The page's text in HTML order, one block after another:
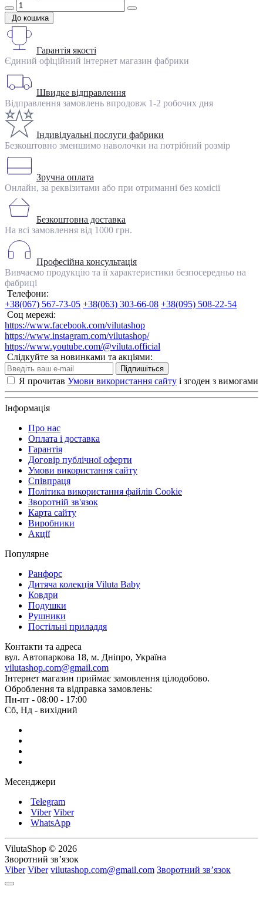
До кошика
Гарантія якості
Єдиний офіційний інтернет магазин фабрики
Швидке відправлення
Відправлення замовлень впродовж 1-2 робочих дня
Індивідуальні послуги фабрики
Безкоштовно зменшимо наволочки на потрібний розмір
Зручна оплата
Онлайн, за реквізитами або при отриманні без комісії
Безкоштовна доставка
На всі замовлення від 1000 грн.
Професійна консультація
Вивчаємо продукцію та її характеристики безпосередньо на
фабриці
Телефони:
+38(067) 567-73-05 +38(063) 303-66-08 +38(095) 508-22-54
Соц мережі:
https://www.facebook.com/vilutashop
https://www.instagram.com/vilutashop/
https://www.youtube.com/@viluta.official
Слідкуйте за новинками та акціями:
Підпишіться
Я прочитав Умови використання сайту і згоден з вимогами
Інформація
Про нас
Оплата і доставка
Гарантія
Договір публічної оферти
Умови використання сайту
Співпраця
Політика використання файлів Cookie
Зворотній зв'язок
Карта сайту
Виробники
Акції
Популярне
Ранфорс
Дитяча колекція Viluta Baby
Ковдри
Подушки
Рушники
Постільні приладдя
Контакти та адреса
вул. Автопаркова 18, м. Дніпро, Україна
vilutashop.com@gmail.com
Інтернет магазин приймає замовлення цілодобово.
Оброблення та відправка замовлень:
Пн-пт - 08:00 - 17:00
Сб, Нд - вихідний
Месенджери
Telegram
Viber Viber
WhatsApp
VilutaShop © 2026
Зворотний зв’язок
Viber Viber vilutashop.com@gmail.com Зворотний зв’язок